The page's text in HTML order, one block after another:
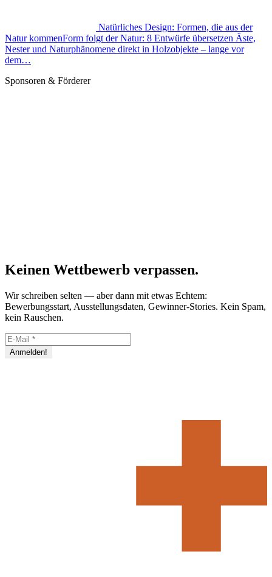
Natürliches Design: Formen, die aus der
Natur kommenForm folgt der Natur: 8 Entwürfe übersetzen Äste,
Nester und Naturphänomene direkt in Holzobjekte – lange vor
dem…
Sponsoren & Förderer
Keinen Wettbewerb verpassen.
Wir schreiben selten — aber dann mit etwas Echtem:
Bewerbungsstart, Ausstellungsdaten, Gewinner-Stories. Kein Spam,
kein Rauschen.